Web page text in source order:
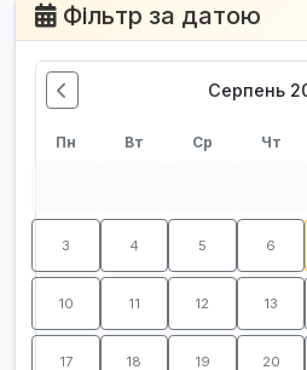
Фільтр за датою
Серпень
Пн Вт Ср Чт
3 4 5 6
10 11 12 13
17 18 19 20